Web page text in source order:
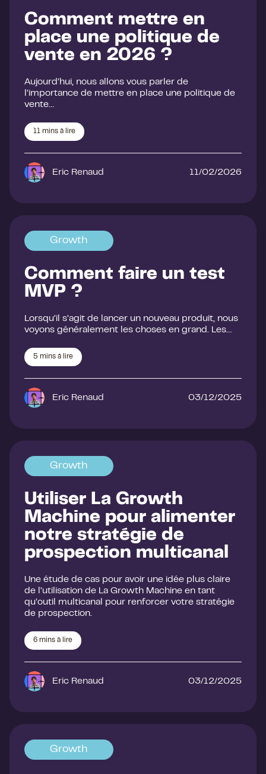
Comment mettre en
place une politique de
vente en 2026 ?
Aujourd’hui, nous allons vous parler de
l’importance de mettre en place une politique de
vente…
11 mins à lire
Eric Renaud 11/02/2026
Growth
Comment faire un test
MVP ?
Lorsqu’il s’agit de lancer un nouveau produit, nous
voyons généralement les choses en grand. Les…
5 mins à lire
Eric Renaud 03/12/2025
Growth
Utiliser La Growth
Machine pour alimenter
notre stratégie de
prospection multicanal
Une étude de cas pour avoir une idée plus claire
de l’utilisation de La Growth Machine en tant
qu’outil multicanal pour renforcer votre stratégie
de prospection.
6 mins à lire
Eric Renaud 03/12/2025
Growth